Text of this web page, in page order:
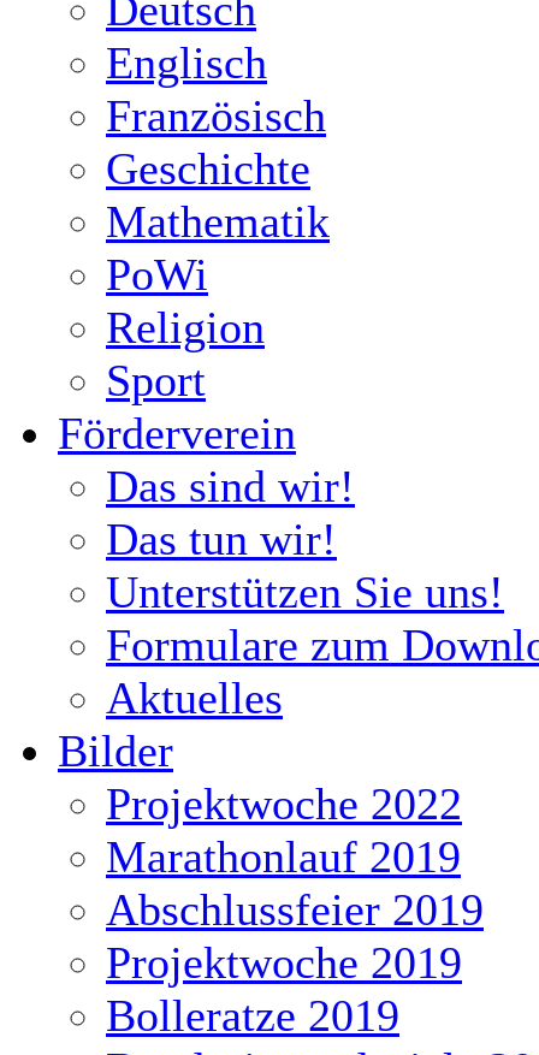
Englisch
Französisch
Geschichte
Mathematik
PoWi
Religion
Sport
Förderverein
Das sind wir!
Das tun wir!
Unterstützen Sie uns!
Formulare zum
Aktuelles
Bilder
Projektwoche 2022
Marathonlauf 2019
Abschlussfeier 2019
Projektwoche 2019
Bolleratze 2019